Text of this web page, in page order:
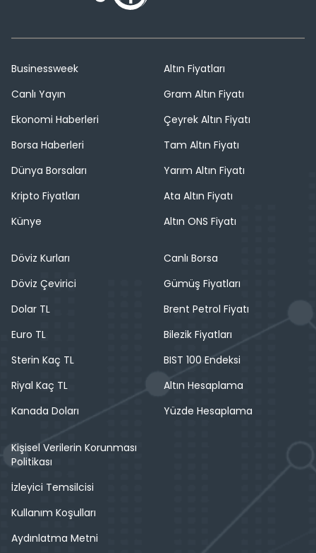
Businessweek
Canlı Yayın
Ekonomi Haberleri
Borsa Haberleri
Dünya Borsaları
Kripto Fiyatları
Künye
Altın Fiyatları
Gram Altın Fiyatı
Çeyrek Altın Fiyatı
Tam Altın Fiyatı
Yarım Altın Fiyatı
Ata Altın Fiyatı
Altın ONS Fiyatı
Döviz Kurları
Döviz Çevirici
Dolar TL
Euro TL
Sterin Kaç TL
Riyal Kaç TL
Kanada Doları
Canlı Borsa
Gümüş Fiyatları
Brent Petrol Fiyatı
Bilezik Fiyatları
BIST 100 Endeksi
Altın Hesaplama
Yüzde Hesaplama
Kişisel Verilerin Korunması
Politikası
İzleyici Temsilcisi
Kullanım Koşulları
Aydınlatma Metni